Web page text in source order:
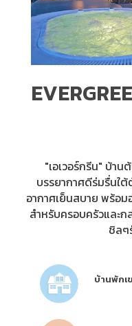
"เอเวอร์กรีน" บ้า
บรรยากาศดีร่มรื่นใ
อากาศเย็นสบาย พร้อ
สำหรับครอบครัวและ
ชิลๆ
บ้านพักเ